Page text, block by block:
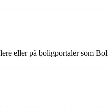
eller på boligportaler som